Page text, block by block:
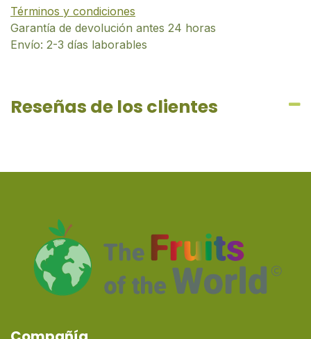
Términos y condiciones
Garantía de devolución antes 24 horas
Envío: 2-3 días laborables
Reseñas de los clientes